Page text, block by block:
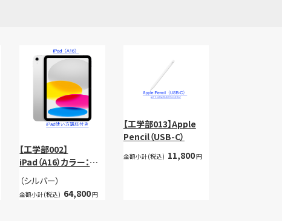
【工学部002】
iPad（A16）カラー：シ
ルバー（使い方講座付）
（シルバー）
金額小計(税込) 64,800円
【工学部013】Apple
Pencil（USB-C）
金額小計(税込) 11,800円